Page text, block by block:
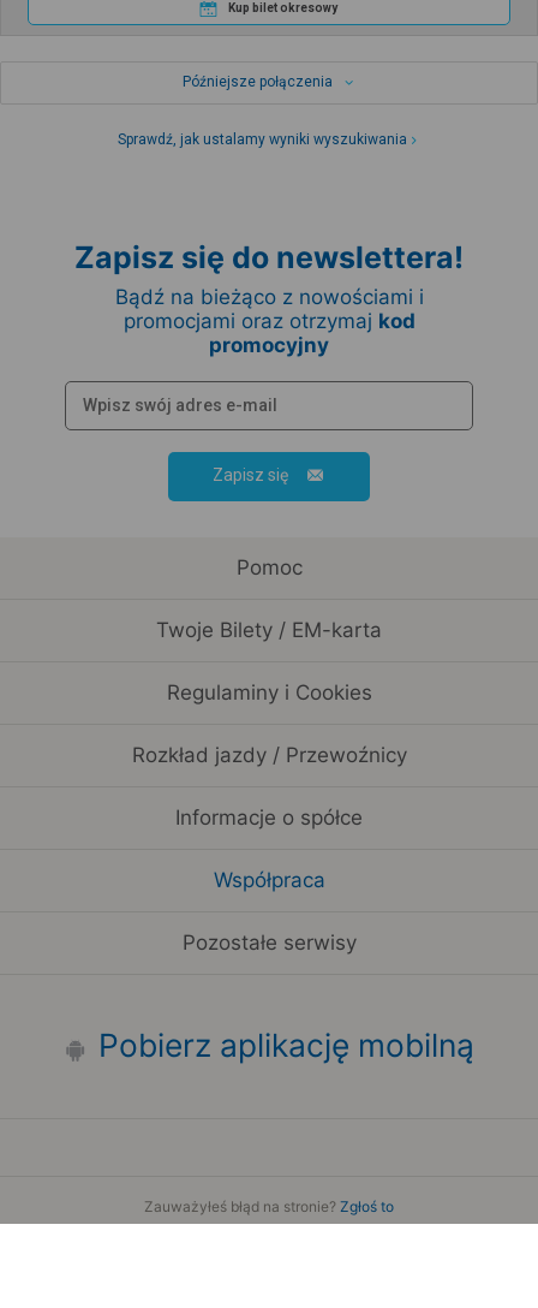
Kup bilet okresowy
Późniejsze połączenia
Sprawdź, jak ustalamy wyniki wyszukiwania
Zapisz się do newslettera!
Bądź na bieżąco z nowościami i
promocjami oraz otrzymaj kod
promocyjny
Zapisz się
Pomoc
Twoje Bilety / EM-karta
Regulaminy i Cookies
Rozkład jazdy / Przewoźnicy
Informacje o spółce
Współpraca
Pozostałe serwisy
Pobierz aplikację mobilną
Zauważyłeś błąd na stronie? Zgłoś to